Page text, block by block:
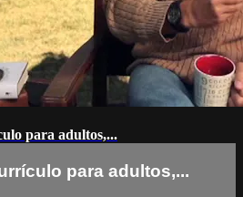
para adultos,...
para adultos,...